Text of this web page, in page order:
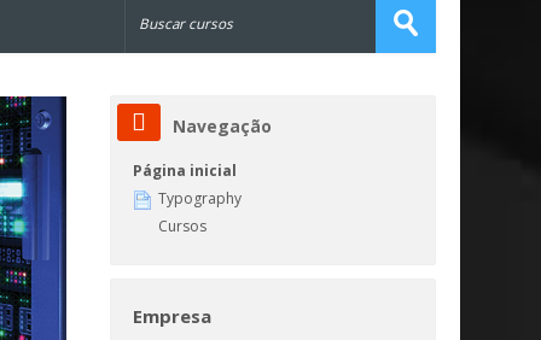
cursos
Enviar
Navegação
Página inicial
Typography
Cursos
Empresa